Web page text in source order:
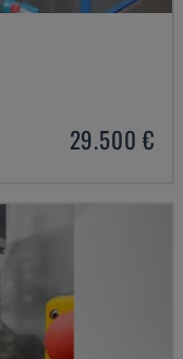
29.500 €